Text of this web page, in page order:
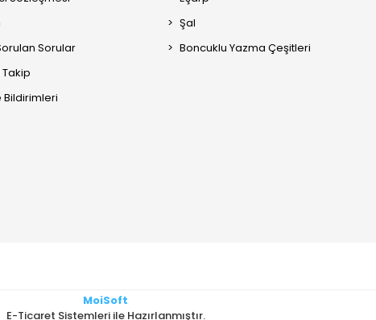
Sorular
Bildirimleri
Şal
Boncuklu Yazma Çeşitleri
MoiSoft
E-Ticaret Sistemleri ile Hazırlanmıştır.